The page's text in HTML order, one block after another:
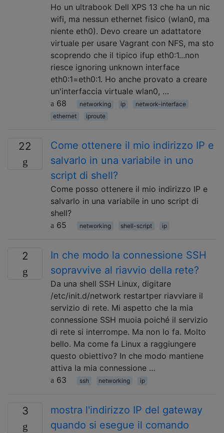
Ho un ultrabook Dell XPS 13 che ha un nic
wifi, ma nessun ethernet fisico (wlan0, ma
niente eth0). Devo creare un adattatore
virtuale per usare Vagrant con NFS, ma sto
scoprendo che il tipico ifup eth0:1...non
riesce ignoring unknown interface
eth0:1=eth0:1. Ho anche provato a creare
un'interfaccia virtuale wlan0, …
68
networking ip
network-interface
ethernet
iproute
22
Come ottenere il mio indirizzo IP e
salvarlo in una variabile in uno
script di shell?
Come posso ottenere il mio indirizzo IP e
salvarlo in una variabile in uno script di
shell?
65
networking shell-script ip
2
In che modo la connessione SSH
sopravvive al riavvio della rete?
Da una shell SSH Linux, digitare
/etc/init.d/network restartper riavviare il
servizio di rete. Mi aspetto che la mia
connessione SSH muoia poiché il servizio
di rete si interrompe. Ma non lo fa. Molto
bello. Ma come fa Linux a raggiungere
questo obiettivo? In che modo mantiene
attiva la mia connessione …
63
ssh networking ip
3
mostra l'indirizzo IP del gateway
quando si esegue il comando